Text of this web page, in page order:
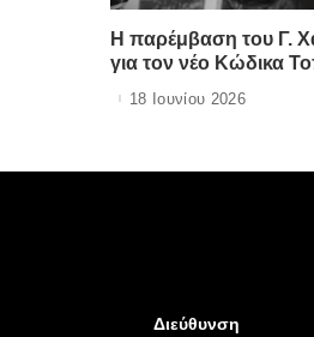
Η παρέμβαση του Γ.
για τον νέο Κώδικα
18 Ιουνίου 2026
Διεύθυνση